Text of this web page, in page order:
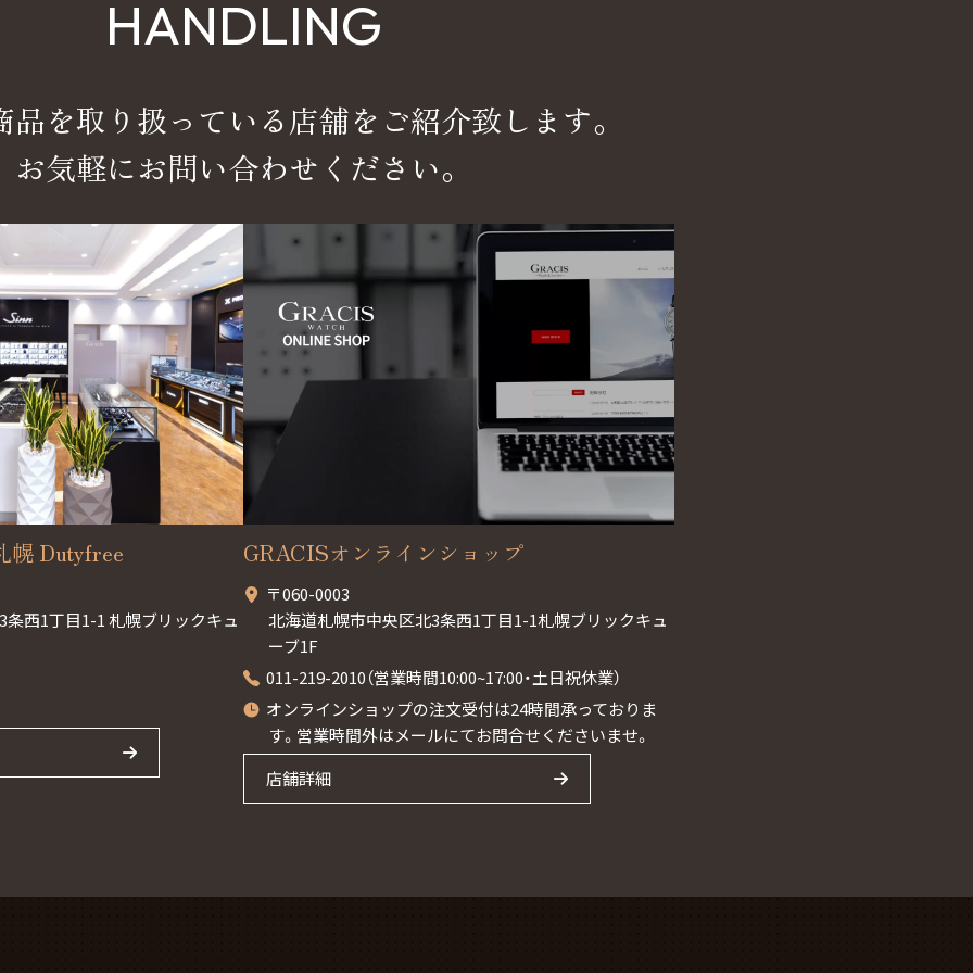
HANDLING
を取り扱っている店舗をご紹介致します。
お気軽にお問い合わせください。
幌 Dutyfree
西1丁目1-1 札幌ブリックキュ
GRACISオンラインショップ
〒060-0003
北海道札幌市中央区北3条西1丁目1-1札幌ブリックキュ
ーブ1F
011-219-2010（営業時間10:00~17:00・土日祝休業）
オンラインショップの注文受付は24時間承っておりま
す。営業時間外はメールにてお問合せくださいませ。
店舗詳細